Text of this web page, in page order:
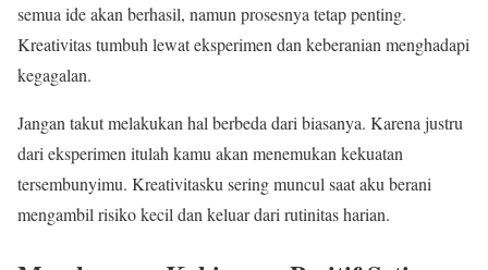
semua ide akan berhasil, namun prosesnya tetap penting.
Kreativitas tumbuh lewat eksperimen dan keberanian menghadapi
kegagalan.
Jangan takut melakukan hal berbeda dari biasanya. Karena justru
dari eksperimen itulah kamu akan menemukan kekuatan
tersembunyimu. Kreativitasku sering muncul saat aku berani
mengambil risiko kecil dan keluar dari rutinitas harian.